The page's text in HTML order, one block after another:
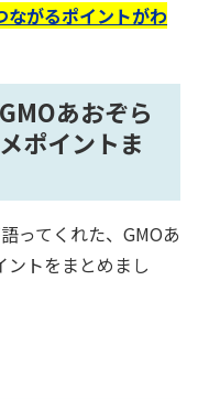
ながるポイントがわ
あおぞら
ポイントま
ってくれた、GMOあ
ントをまとめまし